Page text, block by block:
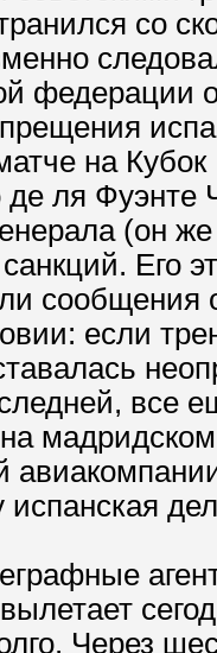
со
федерации
на
ля Фуэнте
(он
Его
сообщения
если
все
Через